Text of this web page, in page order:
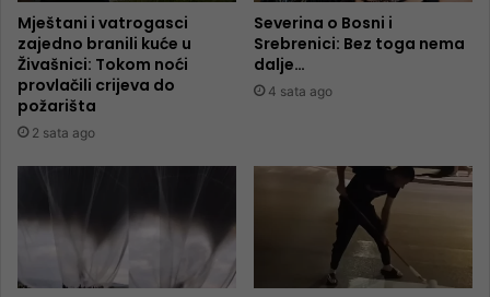
Mještani i vatrogasci
zajedno branili kuće u
Živašnici: Tokom noći
provlačili crijeva do
požarišta
2 sata ago
Severina o Bosni i
Srebrenici: Bez toga nema
dalje…
4 sata ago